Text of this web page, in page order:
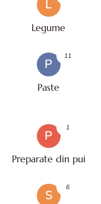
L
Legume
P
Paste
11
P
Preparate din pui
1
S
6